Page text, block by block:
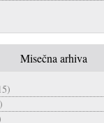
Misečna arhiva